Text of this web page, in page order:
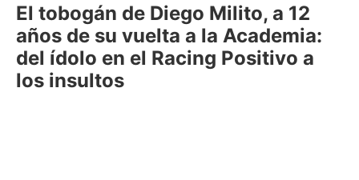
El tobogán de Diego Milito, a 12
años de su vuelta a la Academia:
del ídolo en el Racing Positivo a
los insultos